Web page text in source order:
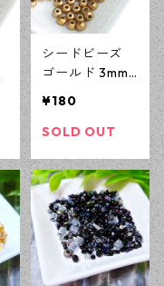
シードビーズ
ゴールド 3mm 1
ー ガラスビー
ズ アクセサリ
ドメイド資材
【en工房】
¥180
SOLD OUT